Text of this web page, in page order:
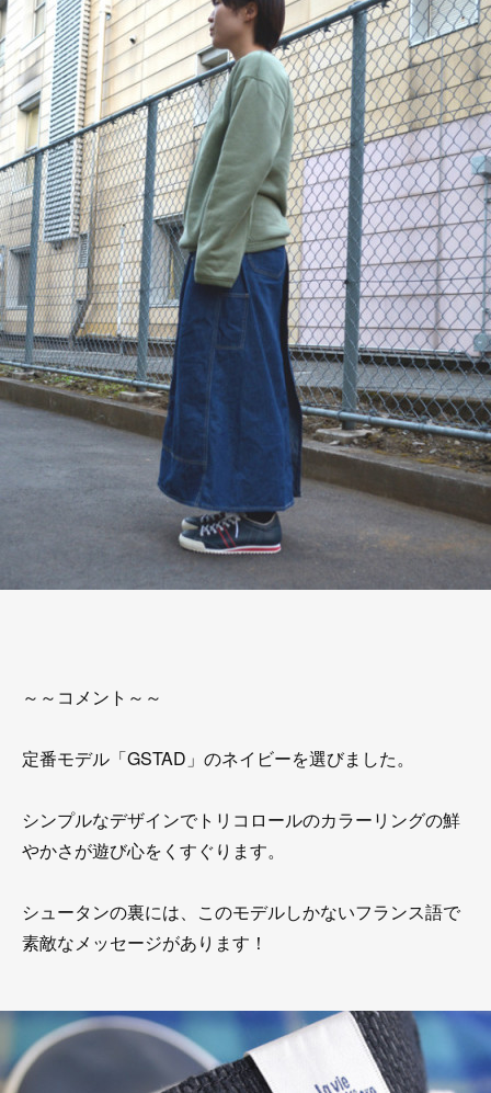
～～コメント～～
定番モデル「GSTAD」のネイビーを選びました。
シンプルなデザインでトリコロールのカラーリングの鮮
やかさが遊び心をくすぐります。
シュータンの裏には、このモデルしかないフランス語で
素敵なメッセージがあります！